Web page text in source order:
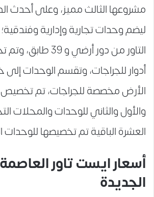
مشروعها الثالث مميز، وعلى أحدث
ليضم وحدات تجارية وإدارية
التاور من دور أرضي
أدوار للجراجات، وتقسم الوحدات
الأرض مخصصة للجراجات، تم تخصيص
والأول والثاني للوحدات والمحلات
العشرة الباقية تم تخصيصها للوحدات
أسعار ايست تاور العاصمة
الجديدة